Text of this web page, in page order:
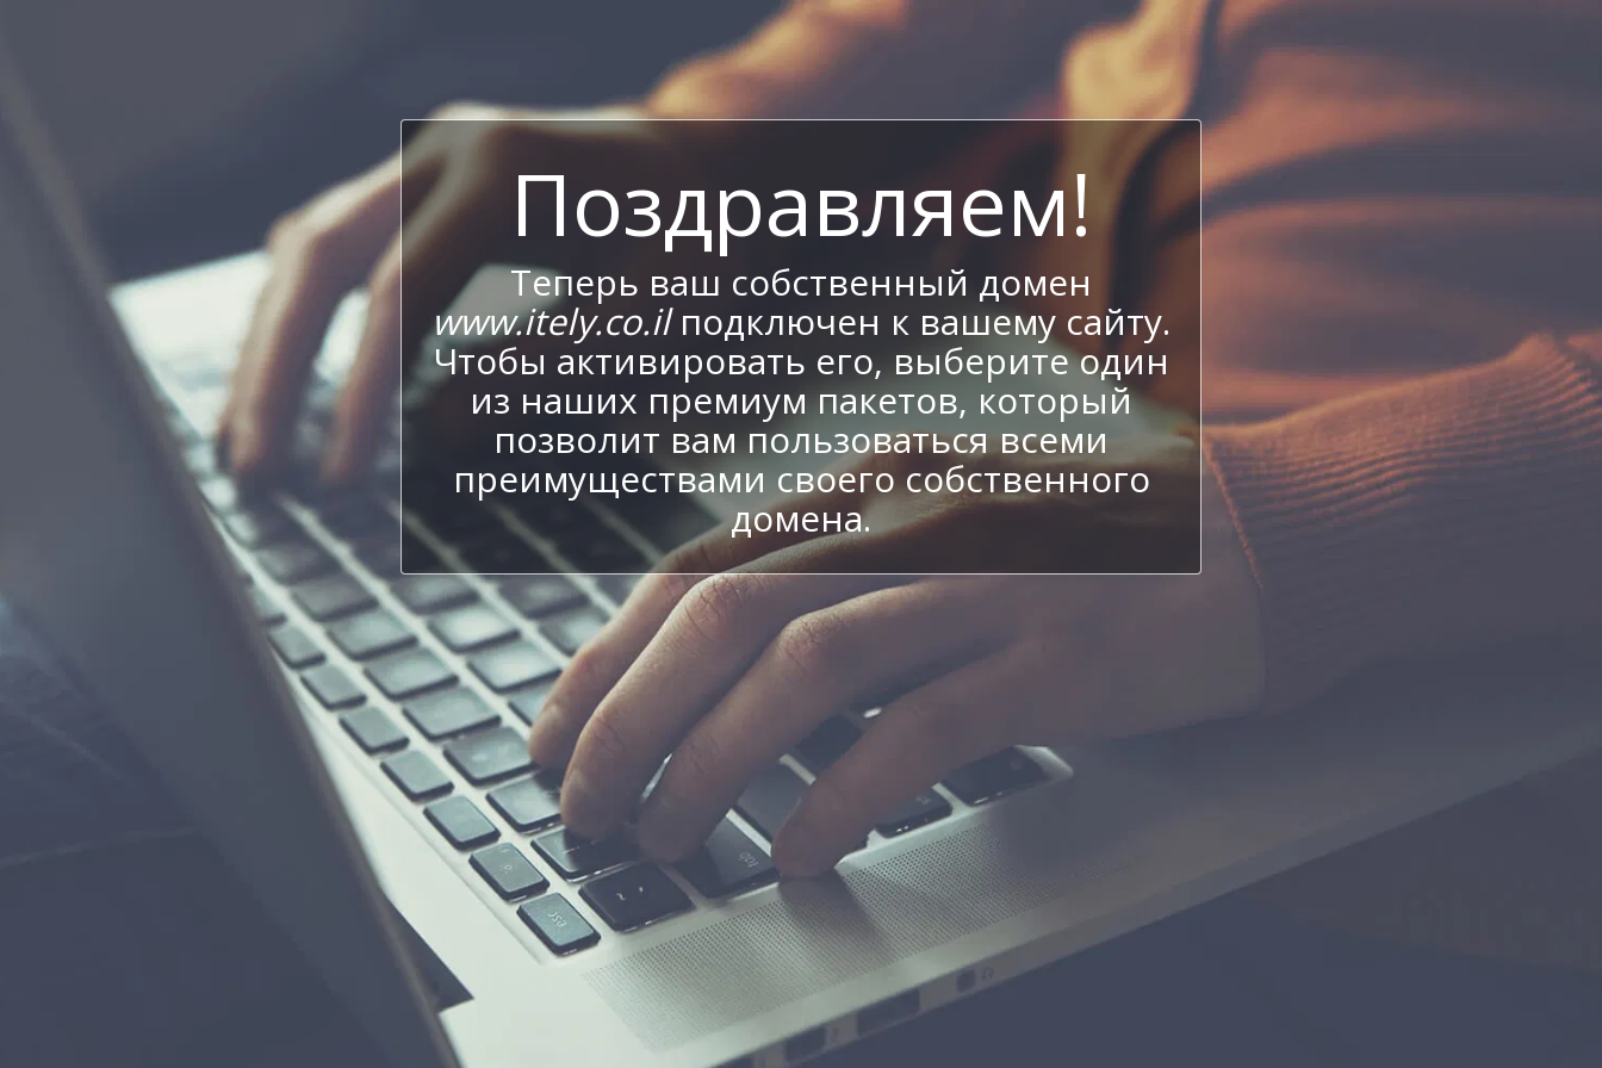
Поздравляем!
Теперь ваш собственный домен
www.itely.co.ilподключен к вашему сайту.
Чтобы активировать его, выберите один
из наших премиум пакетов, который
позволит вам пользоваться всеми
преимуществами своего собственного
домена.